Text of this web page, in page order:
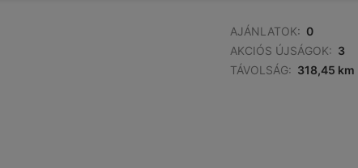
AJÁNLATOK: 0
AKCIÓS ÚJSÁGOK: 3
TÁVOLSÁG: 318,45 km